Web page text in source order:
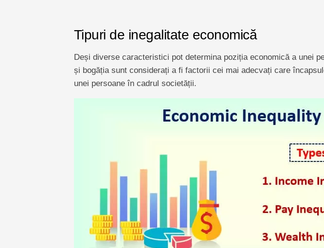
Tipuri de inegalitate economică
Deși diverse caracteristici pot determina poziția economică a unei
și bogăția sunt considerați a fi factorii cei mai adecvați care
unei persoane în cadrul societății.